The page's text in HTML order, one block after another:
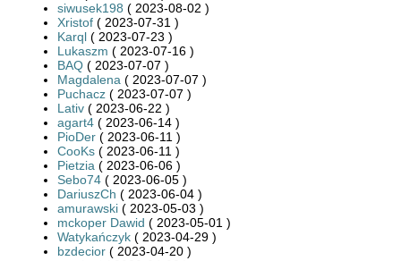
siwusek198 ( 2023-08-02 )
Xristof ( 2023-07-31 )
Karql ( 2023-07-23 )
Lukaszm ( 2023-07-16 )
BAQ ( 2023-07-07 )
Magdalena ( 2023-07-07 )
Puchacz ( 2023-07-07 )
Lativ ( 2023-06-22 )
agart4 ( 2023-06-14 )
PioDer ( 2023-06-11 )
CooKs ( 2023-06-11 )
Pietzia ( 2023-06-06 )
Sebo74 ( 2023-06-05 )
DariuszCh ( 2023-06-04 )
amurawski ( 2023-05-03 )
mckoper Dawid ( 2023-05-01 )
Watykańczyk ( 2023-04-29 )
bzdecior ( 2023-04-20 )